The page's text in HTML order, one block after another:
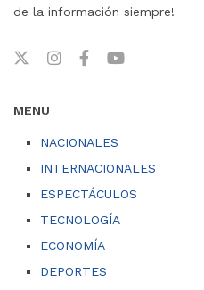
de la información siempre!
MENU
NACIONALES
INTERNACIONALES
ESPECTÁCULOS
TECNOLOGÍA
ECONOMÍA
DEPORTES